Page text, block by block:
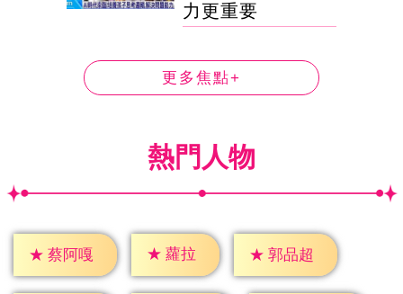
力更重要
更多焦點+
熱門人物
★ 蔡阿嘎 ★ 蘿拉 ★ 郭品超